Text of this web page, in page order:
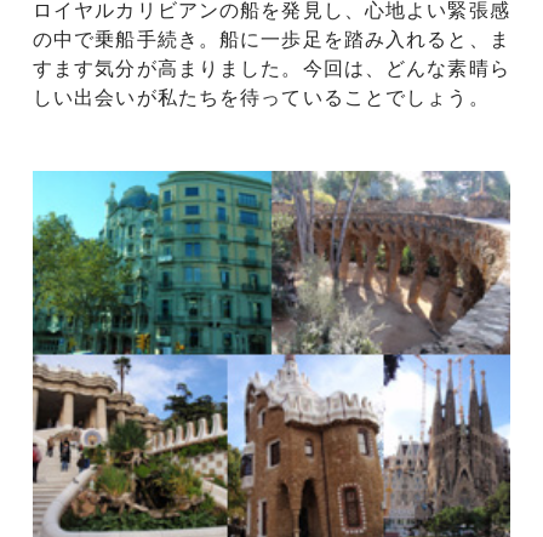
ロイヤルカリビアンの船を発見し、心地よい緊張感
の中で乗船手続き。船に一歩足を踏み入れると、ま
すます気分が高まりました。今回は、どんな素晴ら
しい出会いが私たちを待っていることでしょう。